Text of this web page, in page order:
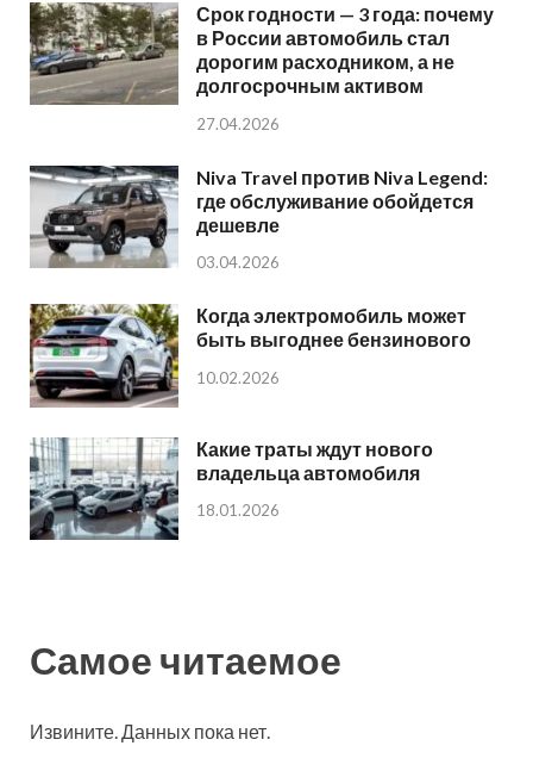
Срок годности — 3 года: почему
в России автомобиль стал
дорогим расходником, а не
долгосрочным активом
27.04.2026
Niva Travel против Niva Legend:
где обслуживание обойдется
дешевле
03.04.2026
Когда электромобиль может
быть выгоднее бензинового
10.02.2026
Какие траты ждут нового
владельца автомобиля
18.01.2026
Самое читаемое
Извините. Данных пока нет.